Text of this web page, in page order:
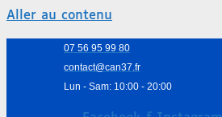
Aller au contenu
07 56 95 99 80
contact@can37.fr
Lun - Sam: 10:00 - 20:00